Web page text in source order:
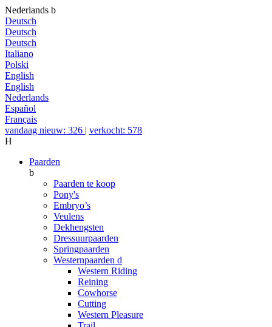
Nederlands b
Deutsch
Deutsch
Deutsch
Italiano
Polski
English
English
Nederlands
Español
Français
vandaag nieuw: 326 | verkocht: 578
H
Paarden
b
Paarden te koop
Pony's
Embryo’s
Veulens
Dekhengsten
Dressuurpaarden
Springpaarden
Westernpaarden d
Western Riding
Reining
Cowhorse
Cutting
Western Pleasure